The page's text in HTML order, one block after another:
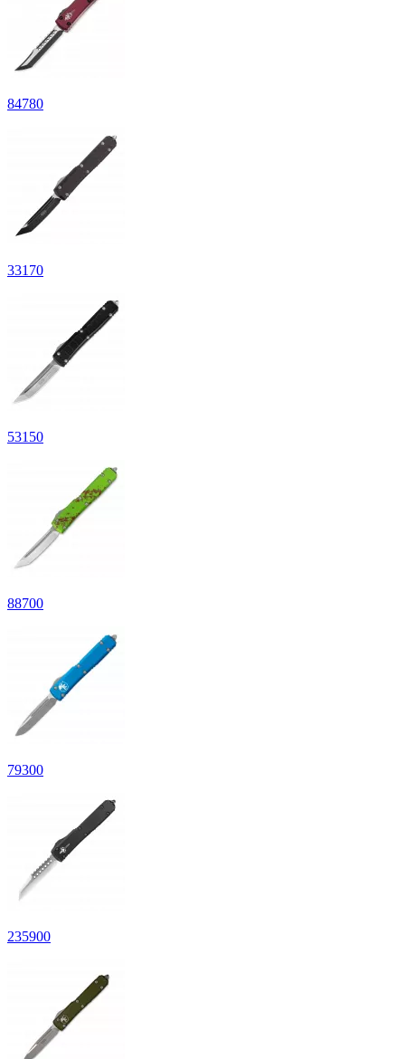
84780
33170
53150
88700
79300
235900